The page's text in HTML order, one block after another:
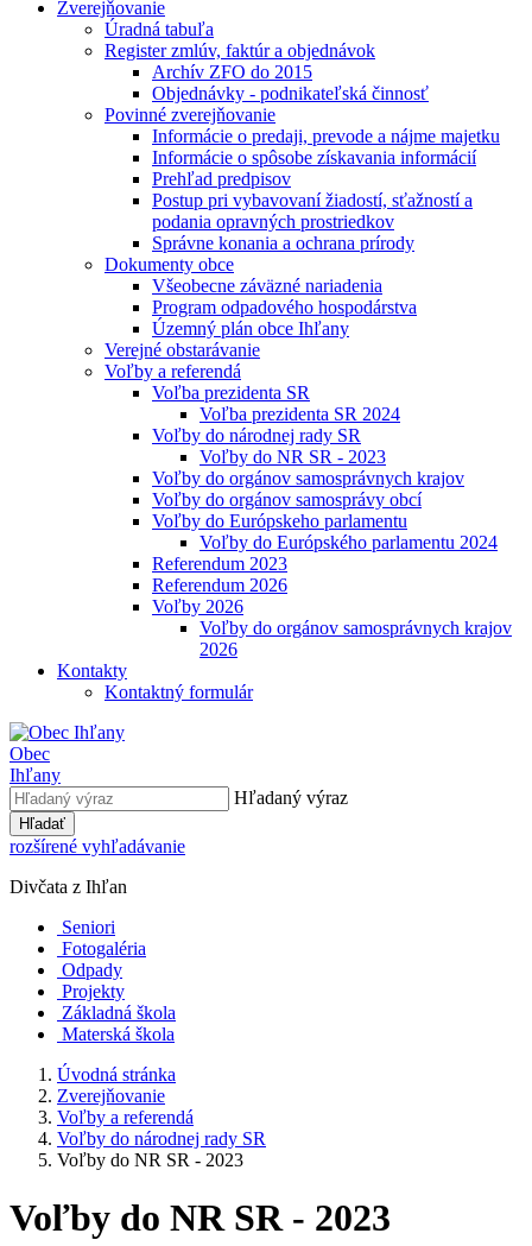
Zverejňovanie
Úradná tabuľa
Register zmlúv, faktúr a objednávok
Archív ZFO do 2015
Objednávky - podnikateľská činnosť
Povinné zverejňovanie
Informácie o predaji, prevode a nájme majetku
Informácie o spôsobe získavania informácií
Prehľad predpisov
Postup pri vybavovaní žiadostí, sťažností a
podania opravných prostriedkov
Správne konania a ochrana prírody
Dokumenty obce
Všeobecne záväzné nariadenia
Program odpadového hospodárstva
Územný plán obce Ihľany
Verejné obstarávanie
Voľby a referendá
Voľba prezidenta SR
Voľba prezidenta SR 2024
Voľby do národnej rady SR
Voľby do NR SR - 2023
Voľby do orgánov samosprávnych krajov
Voľby do orgánov samosprávy obcí
Voľby do Európskeho parlamentu
Voľby do Európského parlamentu 2024
Referendum 2023
Referendum 2026
Voľby 2026
Voľby do orgánov samosprávnych krajov
2026
Kontakty
Kontaktný formulár
Obec
Ihľany
Hľadaný výraz
Hľadať
rozšírené vyhľadávanie
Divčata z Ihľan
Seniori
Fotogaléria
Odpady
Projekty
Základná škola
Materská škola
Úvodná stránka
Zverejňovanie
Voľby a referendá
Voľby do národnej rady SR
Voľby do NR SR - 2023
Voľby do NR SR - 2023